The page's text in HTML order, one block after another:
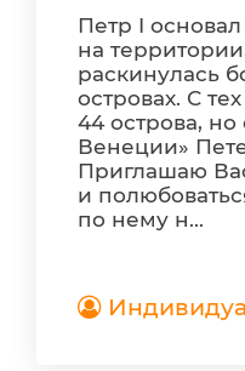
Петр I
на
раскинулась
островах. С
44 острова, но
Венеции»
Приглашаю
и
по нему н...